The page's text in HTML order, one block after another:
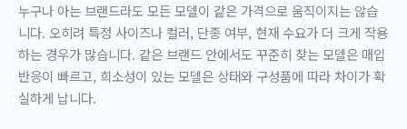
누구나 아는 브랜드라도 모든 모델이 같은 가격으로 움직이지는 않습
니다. 오히려 특정 사이즈나 컬러, 단종 여부, 현재 수요가 더 크게 작용
하는 경우가 많습니다. 같은 브랜드 안에서도 꾸준히 찾는 모델은 매입
반응이 빠르고, 희소성이 있는 모델은 상태와 구성품에 따라 차이가 확
실하게 납니다.